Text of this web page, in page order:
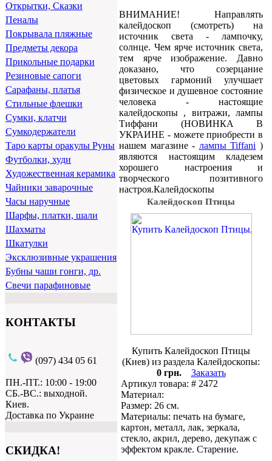
Открытки, Сказки
Пеналы
Покрывала пляжные
Предметы декора
Прикольные подарки
Резиновые сапоги
Сарафаны, платья
Стильные флешки
Сумки, клатчи
Сумкодержатели
Таро карты оракулы Руны
Футболки, худи
Художественная керамика
Чайники заварочные
Часы наручные
Шарфы, платки, шали
Шахматы
Шкатулки
Эксклюзивные украшения
Бубны чаши гонги, др.
Свечи парафиновые
КОНТАКТЫ
(097) 434 05 61
ПН.-ПТ.: 10:00 - 19:00
СБ.-ВС.: выходной.
Киев.
Доставка по Украине
СКИДКА!
ВНИМАНИЕ! Направлять
калейдоскоп (смотреть) на
источник света - лампочку,
солнце. Чем ярче источник света,
тем ярче изображение. Давно
доказано, что созерцание
цветовых гармоний улучшает
физическое и душевное состояние
человека - настоящие
калейдоскопы , витражи, лампы
Тиффани (НОВИНКА В
УКРАИНЕ - можете приобрести в
нашем магазине - лампы Tiffani )
являются настоящим кладезем
хорошего настроения и
творческого позитивного
настроя.Калейдоскопы
Калейдоскоп Птицы
Купить Калейдоскоп Птицы
(Киев) из раздела Калейдоскопы:
0 грн.
Заказать
Артикул товара: # 2472
Материал:
Размер: 26 см.
Материалы: печать на бумаге,
картон, металл, лак, зеркала,
стекло, акрил, дерево, декупаж с
эффектом кракле. Старение.